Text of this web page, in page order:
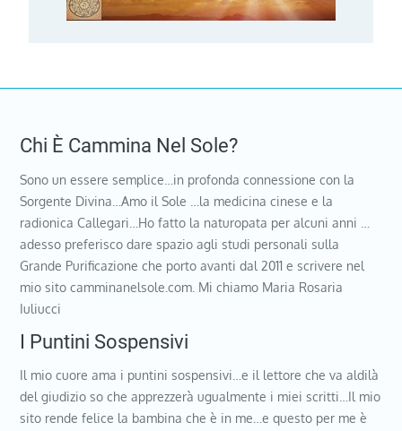
Chi È Cammina Nel Sole?
Sono un essere semplice…in profonda connessione con la
Sorgente Divina…Amo il Sole …la medicina cinese e la
radionica Callegari…Ho fatto la naturopata per alcuni anni …
adesso preferisco dare spazio agli studi personali sulla
Grande Purificazione che porto avanti dal 2011 e scrivere nel
mio sito camminanelsole.com. Mi chiamo Maria Rosaria
Iuliucci
I Puntini Sospensivi
Il mio cuore ama i puntini sospensivi…e il lettore che va aldilà
del giudizio so che apprezzerà ugualmente i miei scritti…Il mio
sito rende felice la bambina che è in me…e questo per me è